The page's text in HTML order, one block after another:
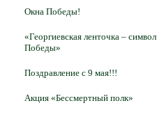
Окна Победы!
«Георгиевская ленточка – символ
Победы»
Поздравление с 9 мая!!!
Акция «Бессмертный полк»